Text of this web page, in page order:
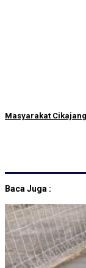
Masyarakat
Baca Juga :